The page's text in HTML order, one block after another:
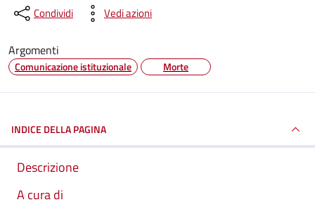
Condividi Vedi azioni
Argomenti
Comunicazione istituzionale Morte
INDICE DELLA PAGINA
Descrizione
A cura di